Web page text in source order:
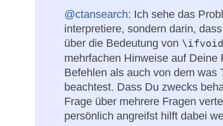
@ctansearch: Ich sehe das
interpretiere, sondern darin,
über die Bedeutung von \ifvoid
mehrfachen Hinweise auf
Befehlen als auch von dem was
beachtest. Dass Du zwecks
Frage über mehrere Fragen
persönlich angreifst hilft dabei